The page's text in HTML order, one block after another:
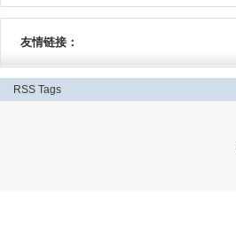
友情链接：
RSS Tags